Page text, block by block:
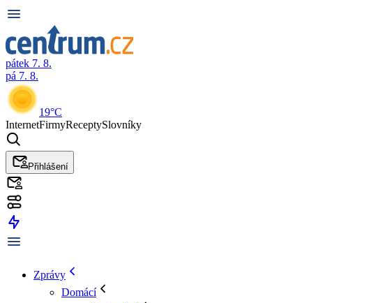
pátek 7. 8.
pá 7. 8.
19°C
InternetFirmyReceptySlovníky
Přihlášení
Zprávy
Domácí